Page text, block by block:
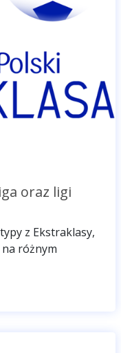
oraz ligi
z Ekstraklasy,
różnym